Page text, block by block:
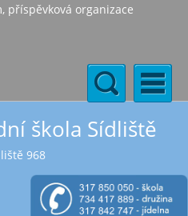
příspěvková organizace
škola Sídliště
968